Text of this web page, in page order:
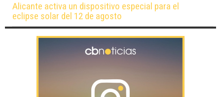
Alicante activa un dispositivo especial para el
eclipse solar del 12 de agosto